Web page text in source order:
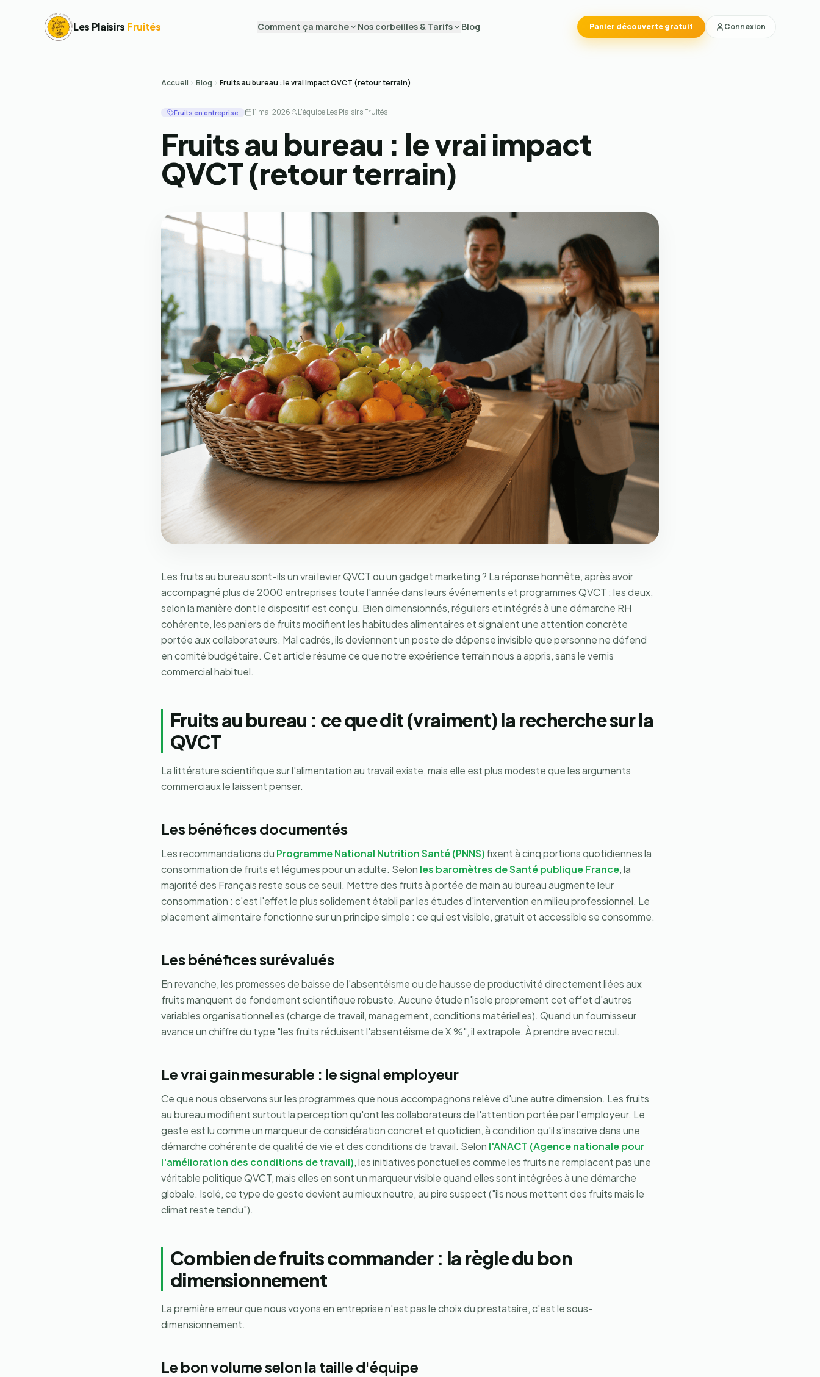
Les Plaisirs Fruités Comment ça marche Nos corbeilles & Tarifs Blog Panier découverte gratuit Connexion
Accueil Blog Fruits au bureau : le vrai impact QVCT (retour terrain)
Fruits en entreprise 11 mai 2026 L'équipe Les Plaisirs Fruités
Fruits au bureau : le vrai impact
QVCT (retour terrain)
Les fruits au bureau sont-ils un vrai levier QVCT ou un gadget marketing ? La réponse honnête, après avoir
accompagné plus de 2000 entreprises toute l'année dans leurs événements et programmes QVCT : les deux,
selon la manière dont le dispositif est conçu. Bien dimensionnés, réguliers et intégrés à une démarche RH
cohérente, les paniers de fruits modifient les habitudes alimentaires et signalent une attention concrète
portée aux collaborateurs. Mal cadrés, ils deviennent un poste de dépense invisible que personne ne défend
en comité budgétaire. Cet article résume ce que notre expérience terrain nous a appris, sans le vernis
commercial habituel.
Fruits au bureau : ce que dit (vraiment) la recherche sur la
QVCT
La littérature scientifique sur l'alimentation au travail existe, mais elle est plus modeste que les arguments
commerciaux le laissent penser.
Les bénéfices documentés
Les recommandations du Programme National Nutrition Santé (PNNS)fixent à cinq portions quotidiennes la
consommation de fruits et légumes pour un adulte. Selon les baromètres de Santé publique France, la
majorité des Français reste sous ce seuil. Mettre des fruits à portée de main au bureau augmente leur
consommation : c'est l'effet le plus solidement établi par les études d'intervention en milieu professionnel. Le
placement alimentaire fonctionne sur un principe simple : ce qui est visible, gratuit et accessible se consomme.
Les bénéfices surévalués
En revanche, les promesses de baisse de l'absentéisme ou de hausse de productivité directement liées aux
fruits manquent de fondement scientifique robuste. Aucune étude n'isole proprement cet effet d'autres
variables organisationnelles (charge de travail, management, conditions matérielles). Quand un fournisseur
avance un chiffre du type "les fruits réduisent l'absentéisme de X %", il extrapole. À prendre avec recul.
Le vrai gain mesurable : le signal employeur
Ce que nous observons sur les programmes que nous accompagnons relève d'une autre dimension. Les fruits
au bureau modifient surtout la perception qu'ont les collaborateurs de l'attention portée par l'employeur. Le
geste est lu comme un marqueur de considération concret et quotidien, à condition qu'il s'inscrive dans une
démarche cohérente de qualité de vie et des conditions de travail. Selon l'ANACT (Agence nationale pour
l'amélioration des conditions de travail), les initiatives ponctuelles comme les fruits ne remplacent pas une
véritable politique QVCT, mais elles en sont un marqueur visible quand elles sont intégrées à une démarche
globale. Isolé, ce type de geste devient au mieux neutre, au pire suspect ("ils nous mettent des fruits mais le
climat reste tendu").
Combien de fruits commander : la règle du bon
dimensionnement
La première erreur que nous voyons en entreprise n'est pas le choix du prestataire, c'est le sous-
dimensionnement.
Le bon volume selon la taille d'équipe